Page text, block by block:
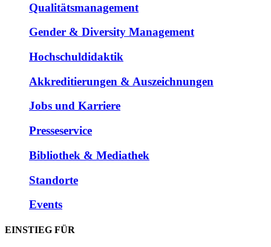
Qualitätsmanagement
Gender & Diversity Management
Hochschuldidaktik
Akkreditierungen & Auszeichnungen
Jobs und Karriere
Presseservice
Bibliothek & Mediathek
Standorte
Events
EINSTIEG FÜR